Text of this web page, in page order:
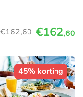
€162,60 €162,60
45% korting